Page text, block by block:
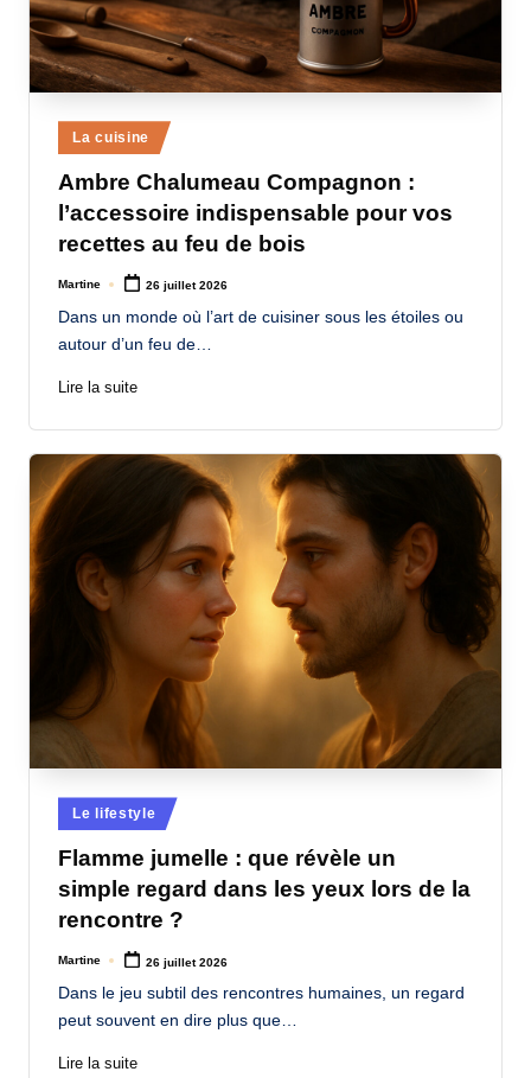
Posted
in
La cuisine
Ambre Chalumeau Compagnon :
l’accessoire indispensable pour vos
recettes au feu de bois
Posted
Martine 26 juillet 2026
Dans un monde où l’art de cuisiner sous les étoiles ou
autour d’un feu de…
Lire la suite
Posted
in
Le lifestyle
Flamme jumelle : que révèle un
simple regard dans les yeux lors de la
rencontre ?
Posted
Martine 26 juillet 2026
Dans le jeu subtil des rencontres humaines, un regard
peut souvent en dire plus que…
Lire la suite